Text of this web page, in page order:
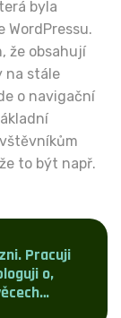
byla
že obsahují
na stále
o navigační
to být např.
Pracuji
o,